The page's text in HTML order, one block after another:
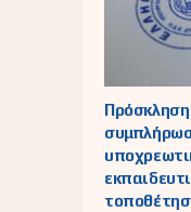
Πρόσκληση